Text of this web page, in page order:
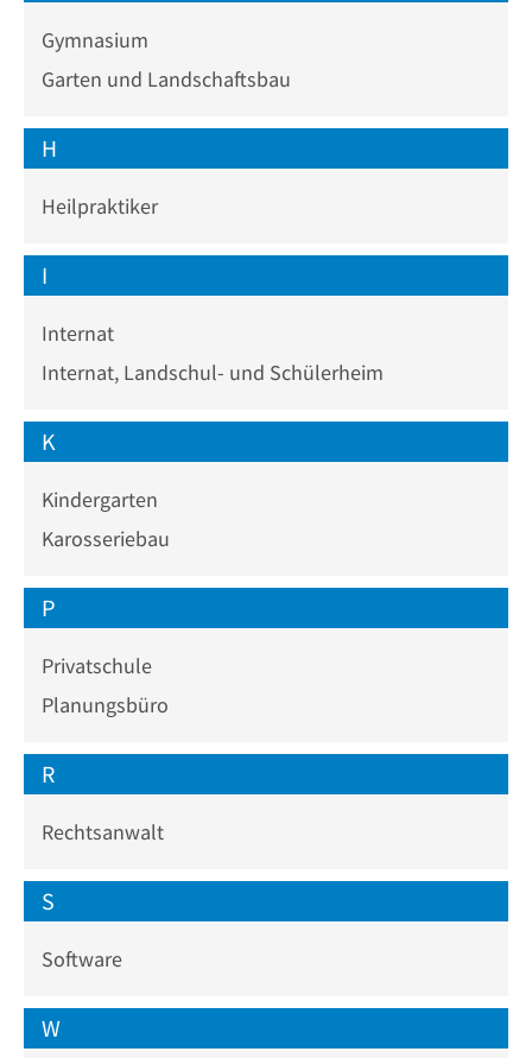
Gymnasium
Garten und Landschaftsbau
H
Heilpraktiker
I
Internat
Internat, Landschul- und Schülerheim
K
Kindergarten
Karosseriebau
P
Privatschule
Planungsbüro
R
Rechtsanwalt
S
Software
W